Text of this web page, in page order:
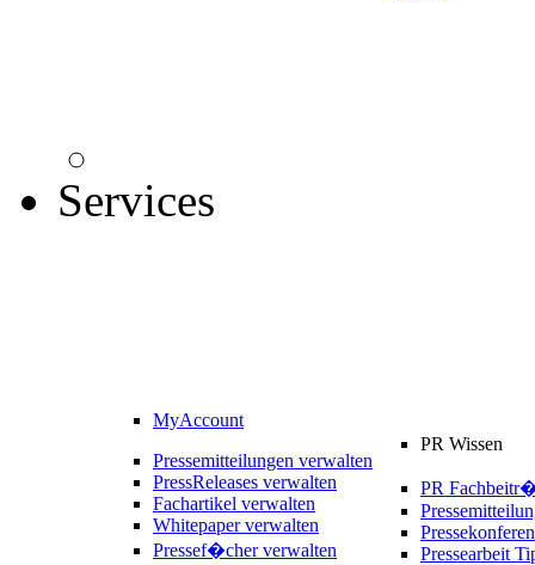
Services
MyAccount
Pressemitteilungen verwalten
PressReleases verwalten
Fachartikel verwalten
Whitepaper verwalten
Pressef�cher verwalten
PR Wissen
PR
Pressearbeit